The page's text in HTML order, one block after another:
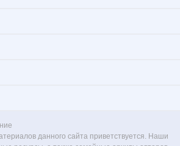
данного сайта приветствуется. Наши